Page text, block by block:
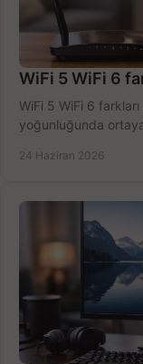
WiFi 5 WiFi 6
WiFi 5 WiFi 6
yoğunluğunda
24 Haziran 2026